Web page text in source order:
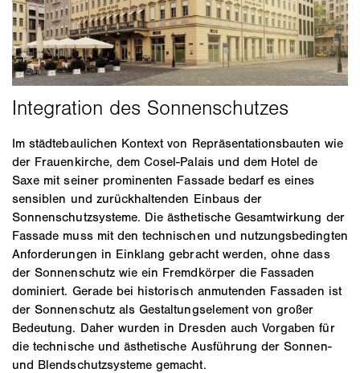
Im städtebaulichen Kontext von Repräsentationsbauten wie
der Frauenkirche, dem Cosel-Palais und dem Hotel de
Saxe mit seiner prominenten Fassade bedarf es eines
sensiblen und zurückhaltenden Einbaus der
Sonnenschutzsysteme. Die ästhetische Gesamtwirkung der
Fassade muss mit den technischen und nutzungsbedingten
Anforderungen in Einklang gebracht werden, ohne dass
der Sonnenschutz wie ein Fremdkörper die Fassaden
dominiert. Gerade bei historisch anmutenden Fassaden ist
der Sonnenschutz als Gestaltungselement von großer
Bedeutung. Daher wurden in Dresden auch Vorgaben für
die technische und ästhetische Ausführung der Sonnen-
und Blendschutzsysteme gemacht.